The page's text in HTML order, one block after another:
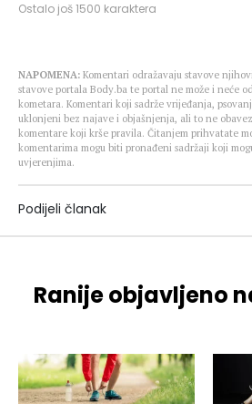
Ostalo još1500 karaktera
NAPOMENA: Komentari odražavaju stavove
stavove portala Body.ba te portal ne može i neće
kometara. Komentari koji sadrže vrijeđanja,
uklonjeni bez najave i objašnjenja, ali to ne
komentare koji krše pravila. Čitanjem prihvatate
komentarima mogu biti pronađeni sadržaji koji
uvjerenjima.
Podijeli članak
Ranije objavljeno